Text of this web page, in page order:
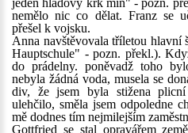
jeden hladový krk míň" - pozn.
nemělo nic co dělat. Franz se
přešel k vojsku.
Anna navštěvovala tříletou
Hauptschule" - pozn. překl.).
do prádelny. poněvadž toho
nebyla žádná voda, musela se
div, že jsem byla stižena
ulehčilo, směla jsem odpoledne
mě dodnes tím nejmilejším
Gottfried se stal opravářem